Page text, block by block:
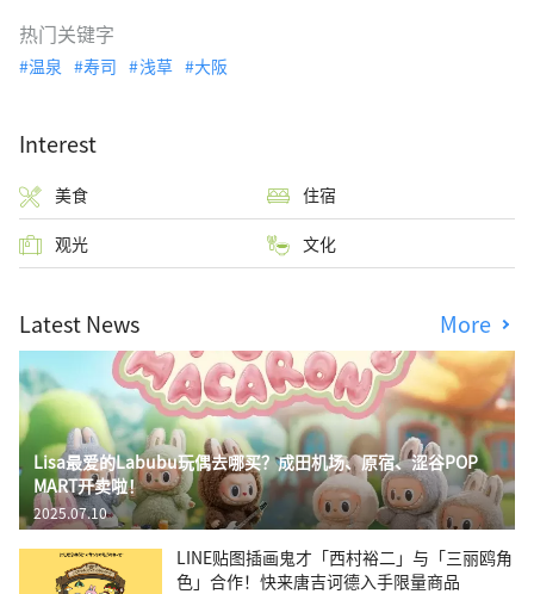
热门关键字
温泉 寿司 浅草 大阪
Interest
美食 住宿
观光 文化
Latest News More
Lisa最爱的Labubu玩偶去哪买？成田机场、原宿、涩谷POP
MART开卖啦！
2025.07.10
LINE贴图插画鬼才「西村裕二」与「三丽鸥角
色」合作！快来唐吉诃德入手限量商品